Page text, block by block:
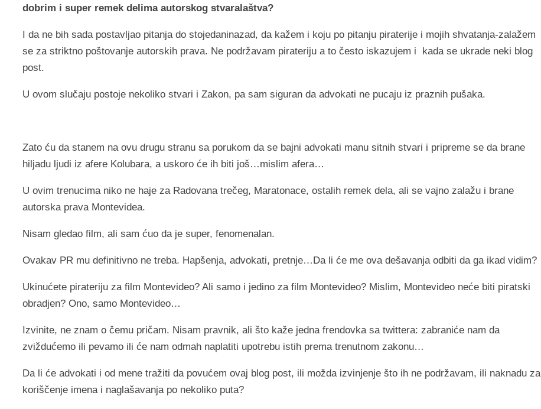
dobrim i super remek delima autorskog stvaralaštva?
I da ne bih sada postavljao pitanja do stojedaninazad, da kažem i koju po pitanju piraterije i mojih shvatanja-zalažem
se za striktno poštovanje autorskih prava. Ne podržavam pirateriju a to često iskazujem i kada se ukrade neki blog
post.
U ovom slučaju postoje nekoliko stvari i Zakon, pa sam siguran da advokati ne pucaju iz praznih pušaka.
Zato ću da stanem na ovu drugu stranu sa porukom da se bajni advokati manu sitnih stvari i pripreme se da brane
hiljadu ljudi iz afere Kolubara, a uskoro će ih biti još…mislim afera…
U ovim trenucima niko ne haje za Radovana trečeg, Maratonace, ostalih remek dela, ali se vajno zalažu i brane
autorska prava Montevidea.
Nisam gledao film, ali sam ćuo da je super, fenomenalan.
Ovakav PR mu definitivno ne treba. Hapšenja, advokati, pretnje…Da li će me ova dešavanja odbiti da ga ikad vidim?
Ukinućete pirateriju za film Montevideo? Ali samo i jedino za film Montevideo? Mislim, Montevideo neće biti piratski
obradjen? Ono, samo Montevideo…
Izvinite, ne znam o čemu pričam. Nisam pravnik, ali što kaže jedna frendovka sa twittera: zabraniće nam da
zviždućemo ili pevamo ili će nam odmah naplatiti upotrebu istih prema trenutnom zakonu…
Da li će advokati i od mene tražiti da povućem ovaj blog post, ili možda izvinjenje što ih ne podržavam, ili naknadu za
koriščenje imena i naglašavanja po nekoliko puta?